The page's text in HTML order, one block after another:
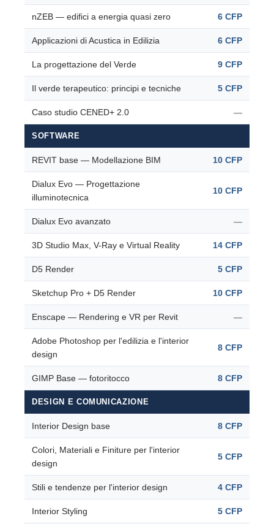
nZEB — edifici a energia quasi zero 6 CFP
Applicazioni di Acustica in Edilizia 6 CFP
La progettazione del Verde 9 CFP
Il verde terapeutico: principi e tecniche 5 CFP
Caso studio CENED+ 2.0 —
SOFTWARE
REVIT base — Modellazione BIM 10 CFP
Dialux Evo — Progettazione
illuminotecnica
10 CFP
Dialux Evo avanzato —
3D Studio Max, V-Ray e Virtual Reality 14 CFP
D5 Render 5 CFP
Sketchup Pro + D5 Render 10 CFP
Enscape — Rendering e VR per Revit —
Adobe Photoshop per l'edilizia e l'interior
design
8 CFP
GIMP Base — fotoritocco 8 CFP
DESIGN E COMUNICAZIONE
Interior Design base 8 CFP
Colori, Materiali e Finiture per l'interior
design
5 CFP
Stili e tendenze per l'interior design 4 CFP
Interior Styling 5 CFP